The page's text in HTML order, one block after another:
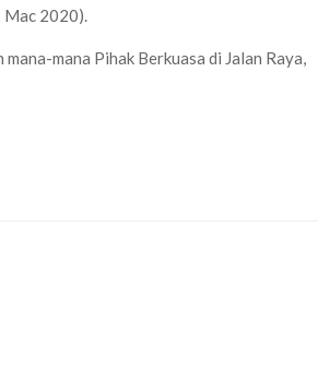
Mac 2020).
mana Pihak Berkuasa di Jalan Raya,